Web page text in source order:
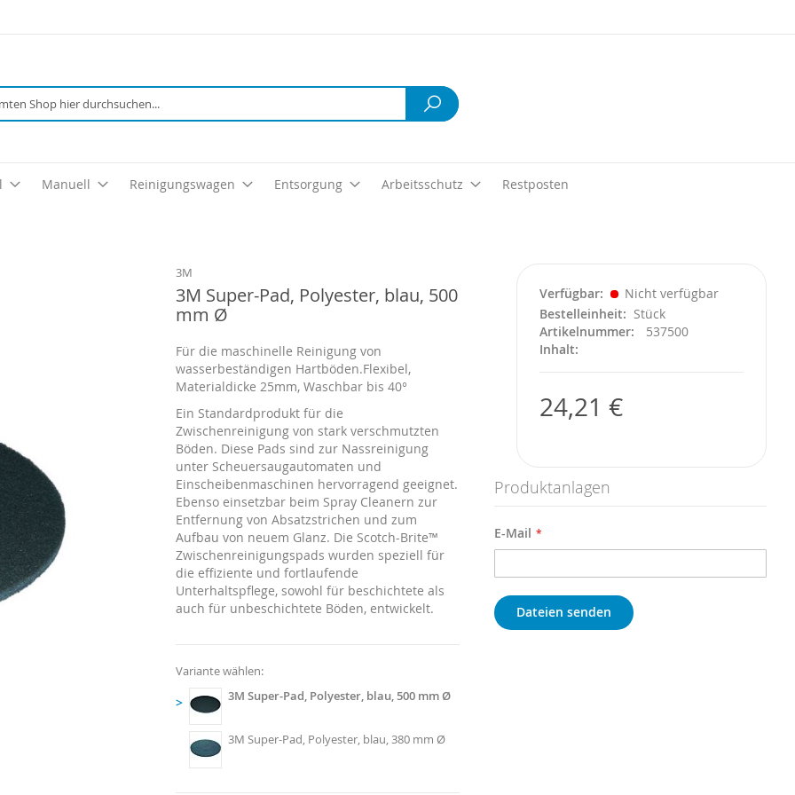
Suche
Suche
Manuell Reinigungswagen Entsorgung Arbeitsschutz Restposten
3M
3M Super-Pad, Polyester, blau, 500
mm Ø
Für die maschinelle Reinigung von
wasserbeständigen Hartböden.Flexibel,
Materialdicke 25mm, Waschbar bis 40°
Ein Standardprodukt für die
Zwischenreinigung von stark verschmutzten
Böden. Diese Pads sind zur Nassreinigung
unter Scheuersaugautomaten und
Einscheibenmaschinen hervorragend geeignet.
Ebenso einsetzbar beim Spray Cleanern zur
Entfernung von Absatzstrichen und zum
Aufbau von neuem Glanz. Die Scotch-Brite™
Zwischenreinigungspads wurden speziell für
die effiziente und fortlaufende
Unterhaltspflege, sowohl für beschichtete als
auch für unbeschichtete Böden, entwickelt.
Variante wählen:
> 3M Super-Pad, Polyester, blau, 500 mm Ø
3M Super-Pad, Polyester, blau, 380 mm Ø
Verfügbar
Nicht verfügbar
Bestelleinheit
Stück
Artikelnummer
537500
Inhalt
24,21 €
Produktanlagen
E-Mail
Dateien senden